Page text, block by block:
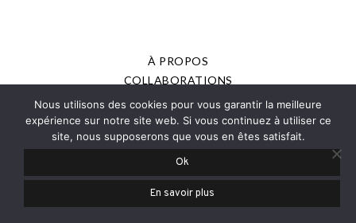
À PROPOS
COLLABORATIONS
MENTIONS LÉGALES
POLITIQUE DE CONFIDENTIALITÉ
PRESSE
© 2013-2025 - JOANNE ROMAIN, TOUS DROITS RÉSERVÉS
Nous utilisons des cookies pour vous garantir la meilleure
expérience sur notre site web. Si vous continuez à utiliser ce
site, nous supposerons que vous en êtes satisfait.
Ok
En savoir plus